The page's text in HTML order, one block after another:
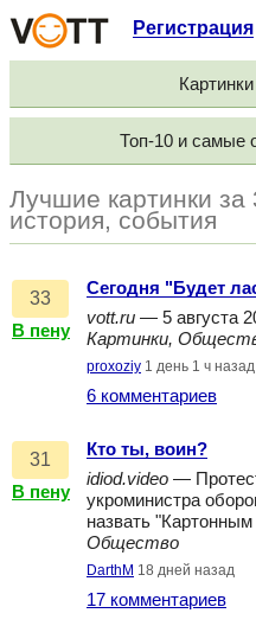
Регистрация
Топ-10 и самые
Лучшие картинки
история, события
33
В пену
Сегодня "Будет
vott.ru — 5 августа
Картинки,
proxoziy 1 день 1 ч назад
6 комментариев
31
В пену
Кто ты, воин?
idiod.video —
укроминистра
назвать
Общество
DarthM 18 дней назад
17 комментариев